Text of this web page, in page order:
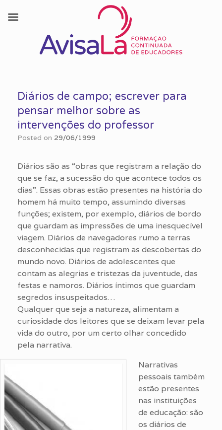
contentDiários de campo; escrever para
pensar melhor sobre as
intervenções do professor
Posted on 29/06/1999
Diários são as “obras que registram a relação do
que se faz, a sucessão do que acontece todos os
dias”. Essas obras estão presentes na história do
homem há muito tempo, assumindo diversas
funções; existem, por exemplo, diários de bordo
que guardam as impressões de uma inesquecível
viagem. Diários de navegadores rumo a terras
desconhecidas que registram as descobertas do
mundo novo. Diários de adolescentes que
contam as alegrias e tristezas da juventude, das
festas e namoros. Diários íntimos que guardam
segredos insuspeitados…
Qualquer que seja a natureza, alimentam a
curiosidade dos leitores que se deixam levar pela
vida do outro, por um certo olhar concedido
pela narrativa.
Narrativas
pessoais também
estão presentes
nas instituições
de educação: são
os diários de